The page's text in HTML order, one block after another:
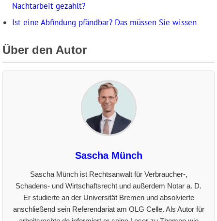
Nachtarbeit gezahlt?
Ist eine Abfindung pfändbar? Das müssen Sie wissen
Über den Autor
Sascha Münch
Sascha Münch ist Rechtsanwalt für Verbraucher-,
Schadens- und Wirtschaftsrecht und außerdem Notar a. D.
Er studierte an der Universität Bremen und absolvierte
anschließend sein Referendariat am OLG Celle. Als Autor für